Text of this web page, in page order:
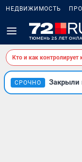
НЕДВИЖИМОСТЬ
Кто и как контролирует
СРОЧНО Закрыли